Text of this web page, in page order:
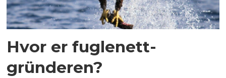
Hvor er fuglenett-
gründeren?